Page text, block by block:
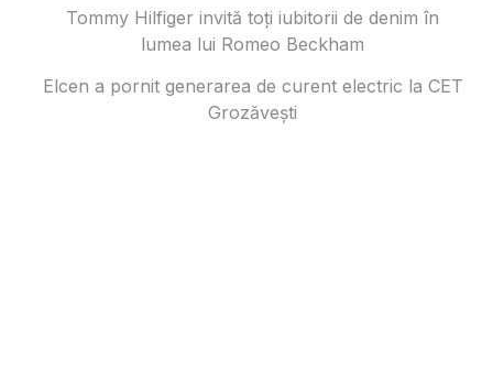
Tommy Hilfiger invită toți iubitorii de denim în
lumea lui Romeo Beckham
Elcen a pornit generarea de curent electric la CET
Grozăvești